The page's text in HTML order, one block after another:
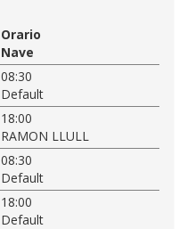
Orario
Nave
08:30
Default
18:00
RAMON LLULL
08:30
Default
18:00
Default